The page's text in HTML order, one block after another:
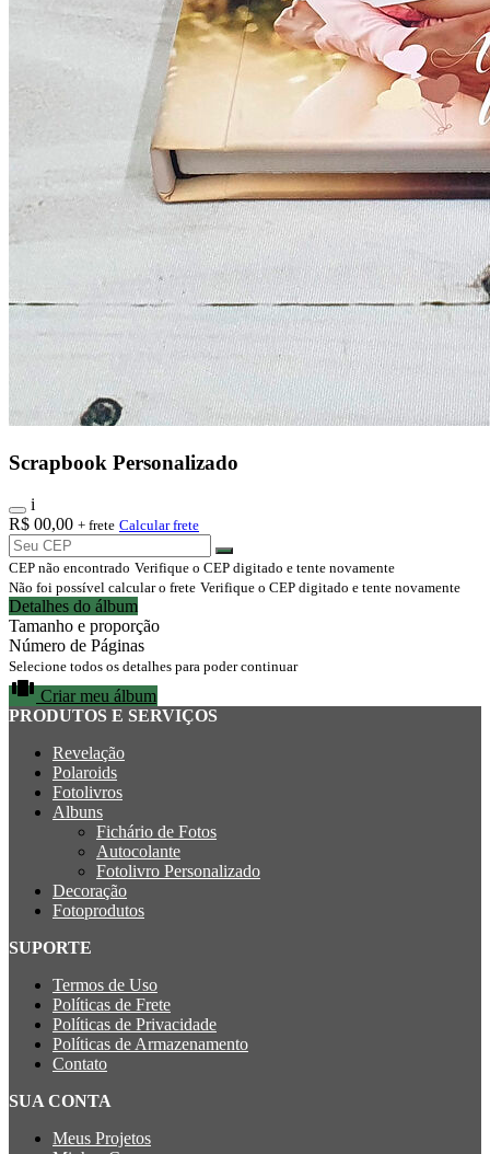
Scrapbook Personalizado
i
R$ 00,00 + frete Calcular frete
CEP não encontrado Verifique o CEP digitado e tente novamente
Não foi possível calcular o frete Verifique o CEP digitado e tente novamente
Detalhes do álbum
Tamanho e proporção
Número de Páginas
Selecione todos os detalhes para poder continuar
Criar meu álbum
PRODUTOS E SERVIÇOS
Revelação
Polaroids
Fotolivros
Albuns
Fichário de Fotos
Autocolante
Fotolivro Personalizado
Decoração
Fotoprodutos
SUPORTE
Termos de Uso
Políticas de Frete
Políticas de Privacidade
Políticas de Armazenamento
Contato
SUA CONTA
Meus Projetos